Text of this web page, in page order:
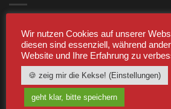
Schwarz/Weiß [Digital]
zzgl.Versand
Pfefferspray Jet Pocket
7,99€
Enthält 19% MwSt. 19 % DE
Wir nutzen Cookies auf unserer
diesen sind essenziell, während
Website und Ihre Erfahrung zu
🍪 zeig mir die Kekse! (Einstellungen)
geht klar, bitte speichern